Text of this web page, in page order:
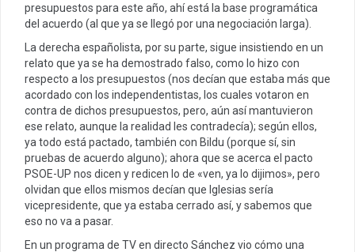
presupuestos para este año, ahí está la base programática
del acuerdo (al que ya se llegó por una negociación larga).
La derecha españolista, por su parte, sigue insistiendo en un
relato que ya se ha demostrado falso, como lo hizo con
respecto a los presupuestos (nos decían que estaba más que
acordado con los independentistas, los cuales votaron en
contra de dichos presupuestos, pero, aún así mantuvieron
ese relato, aunque la realidad les contradecía); según ellos,
ya todo está pactado, también con Bildu (porque sí, sin
pruebas de acuerdo alguno); ahora que se acerca el pacto
PSOE-UP nos dicen y redicen lo de «ven, ya lo dijimos», pero
olvidan que ellos mismos decían que Iglesias sería
vicepresidente, que ya estaba cerrado así, y sabemos que
eso no va a pasar.
En un programa de TV en directo Sánchez vio cómo una